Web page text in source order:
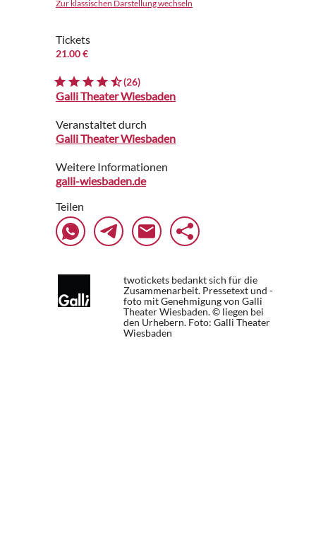
Zur klassischen Darstellung wechseln
Tickets
21.00 €
(26)
Galli Theater Wiesbaden
Veranstaltet durch
Galli Theater Wiesbaden
Weitere Informationen
galli-wiesbaden.de
Teilen
twotickets bedankt sich für die
Zusammenarbeit. Pressetext und -
foto mit Genehmigung von Galli
Theater Wiesbaden. © liegen bei
den Urhebern. Foto: Galli Theater
Wiesbaden